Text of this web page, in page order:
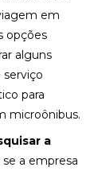
em
opções
alguns
para
microônibus.
a
a empresa